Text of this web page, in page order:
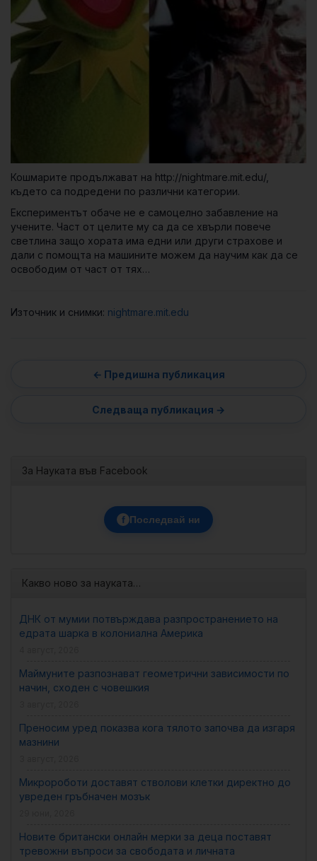
Кошмарите продължават на http://nightmare.mit.edu/,
където са подредени по различни категории.
Експериментът обаче не е самоцелно забавление на
учените. Част от целите му са да се хвърли повече
светлина защо хората има едни или други страхове и
дали с помощта на машините можем да научим как да се
освободим от част от тях…
Източник и снимки: nightmare.mit.edu
За Науката във Facebook
f Последвай ни
Какво ново за науката…
ДНК от мумии потвърждава разпространението на
едрата шарка в колониална Америка
Маймуните разпознават геометрични зависимости по
начин, сходен с човешкия
Преносим уред показва кога тялото започва да изгаря
мазнини
Микророботи доставят стволови клетки директно до
увреден гръбначен мозък
Новите британски онлайн мерки за деца поставят
тревожни въпроси за свободата и личната